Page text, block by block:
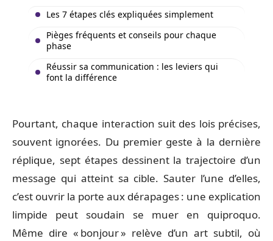
Les 7 étapes clés expliquées simplement
Pièges fréquents et conseils pour chaque
phase
Réussir sa communication : les leviers qui
font la différence
Pourtant, chaque interaction suit des lois précises,
souvent ignorées. Du premier geste à la dernière
réplique, sept étapes dessinent la trajectoire d’un
message qui atteint sa cible. Sauter l’une d’elles,
c’est ouvrir la porte aux dérapages : une explication
limpide peut soudain se muer en quiproquo.
Même dire « bonjour » relève d’un art subtil, où